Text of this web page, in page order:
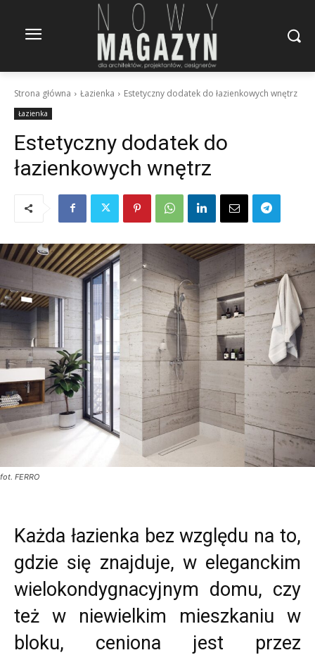
Strona główna Łazienka Estetyczny dodatek do łazienkowych wnętrz
Łazienka
Estetyczny dodatek do
łazienkowych wnętrz
fot. FERRO
Każda łazienka bez względu na to,
gdzie się znajduje, w eleganckim
wielokondygnacyjnym domu, czy
też w niewielkim mieszkaniu w
bloku, ceniona jest przez